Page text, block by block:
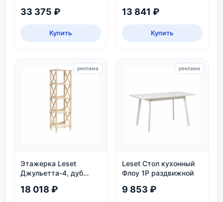
33 375 ₽
Купить
95
13 841 ₽
Купить
Этажерка Leset
Джульетта-4, дуб
18 018 ₽
реклама
Leset Стол кухонный
Флоу 1Р раздвижной
9 853 ₽
реклама